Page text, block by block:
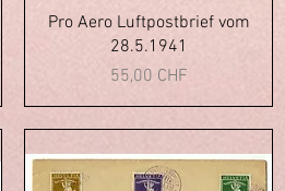
Vista rapida
Pro Aero Luftpostbrief vom
28.5.1941
Prezzo
55,00 CHF